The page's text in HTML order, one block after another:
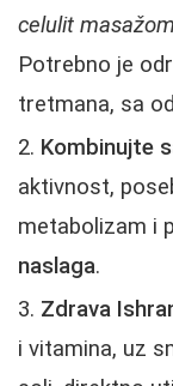
celulit masažom
Potrebno je
tretmana, sa
Kombinujte
aktivnost,
metabolizam i
naslaga.
Zdrava
i vitamina, uz